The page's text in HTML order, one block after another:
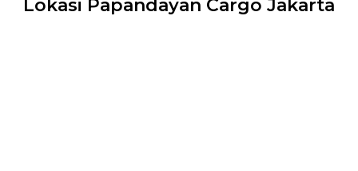
Lokasi Papandayan Cargo Jakarta